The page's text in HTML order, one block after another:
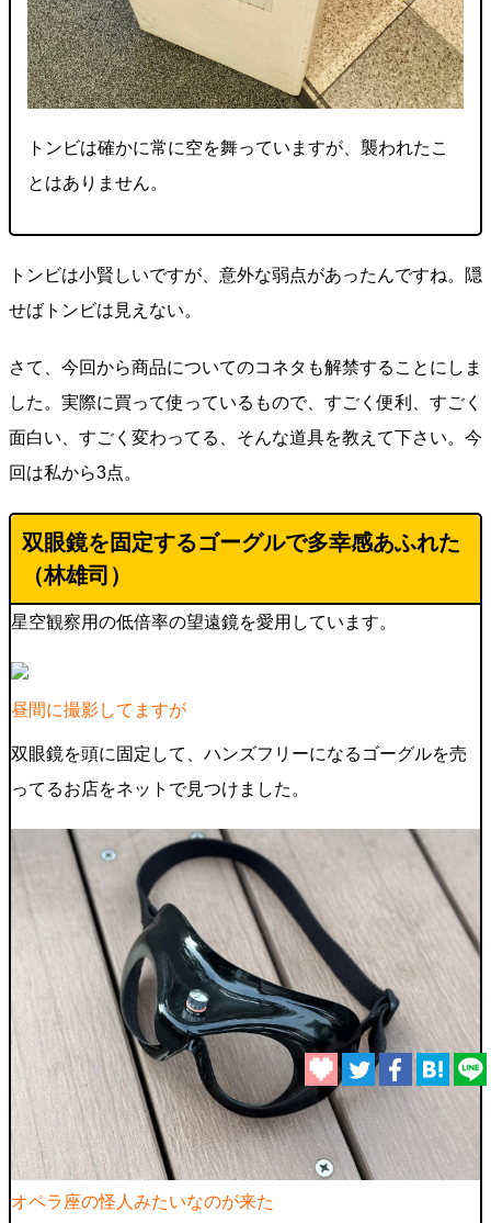
トンビは確かに常に空を舞っていますが、襲われたこ
とはありません。
トンビは小賢しいですが、意外な弱点があったんですね。隠
せばトンビは見えない。
さて、今回から商品についてのコネタも解禁することにしま
した。実際に買って使っているもので、すごく便利、すごく
面白い、すごく変わってる、そんな道具を教えて下さい。今
回は私から3点。
双眼鏡を固定するゴーグルで多幸感あふれた
（林雄司）
星空観察用の低倍率の望遠鏡を愛用しています。
昼間に撮影してますが
双眼鏡を頭に固定して、ハンズフリーになるゴーグルを売
ってるお店をネットで見つけました。
オペラ座の怪人みたいなのが来た